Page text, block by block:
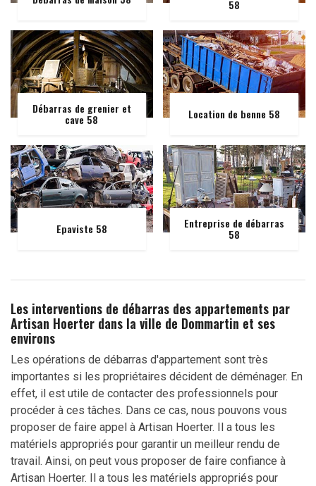
58
Débarras de grenier et
cave 58 Location de benne 58
Epaviste 58 Entreprise de débarras
58
Les interventions de débarras des appartements par
Artisan Hoerter dans la ville de Dommartin et ses
environs
Les opérations de débarras d'appartement sont très
importantes si les propriétaires décident de déménager. En
effet, il est utile de contacter des professionnels pour
procéder à ces tâches. Dans ce cas, nous pouvons vous
proposer de faire appel à Artisan Hoerter. Il a tous les
matériels appropriés pour garantir un meilleur rendu de
travail. Ainsi, on peut vous proposer de faire confiance à
Artisan Hoerter. Il a tous les matériels appropriés pour